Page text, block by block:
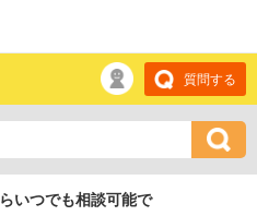
質問する
いつでも相談可能で